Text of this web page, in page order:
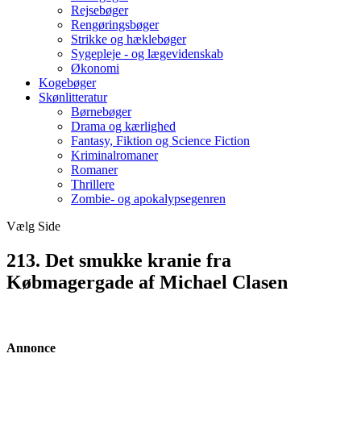
Rejsebøger
Rengøringsbøger
Strikke og hæklebøger
Sygepleje - og lægevidenskab
Økonomi
Kogebøger
Skønlitteratur
Børnebøger
Drama og kærlighed
Fantasy, Fiktion og Science Fiction
Kriminalromaner
Romaner
Thrillere
Zombie- og apokalypsegenren
Vælg Side
213. Det smukke kranie fra
Købmagergade af Michael Clasen
Annonce